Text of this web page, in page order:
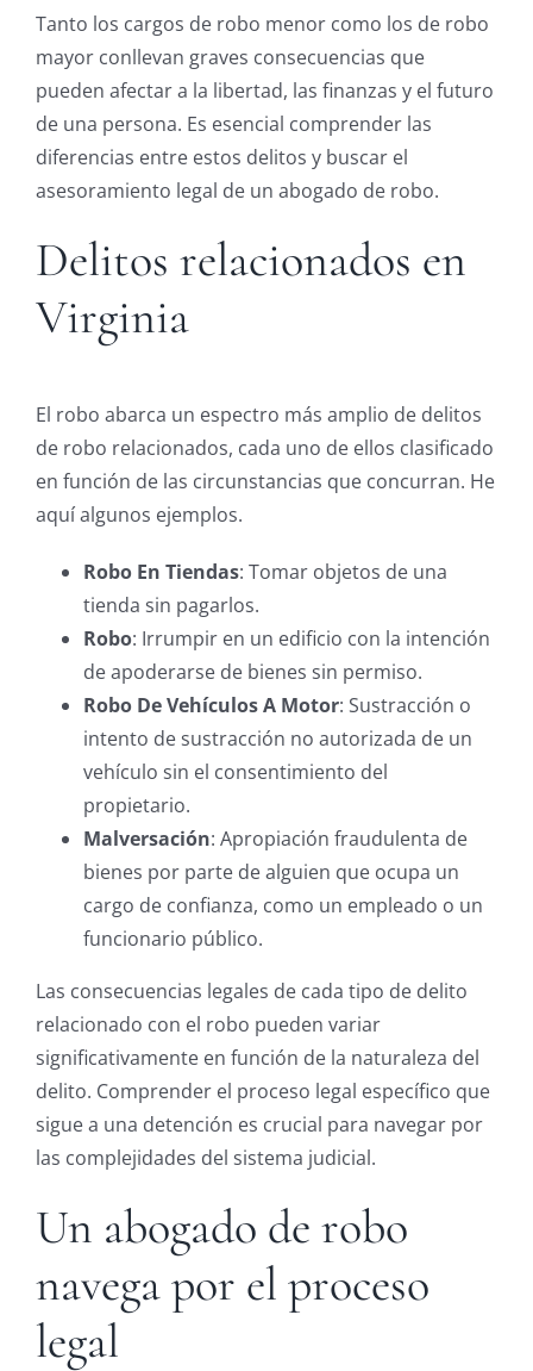
Tanto los cargos de robo menor como los de robo
mayor conllevan graves consecuencias que
pueden afectar a la libertad, las finanzas y el futuro
de una persona. Es esencial comprender las
diferencias entre estos delitos y buscar el
asesoramiento legal de un abogado de robo.
Delitos relacionados en
Virginia
El robo abarca un espectro más amplio de delitos
de robo relacionados, cada uno de ellos clasificado
en función de las circunstancias que concurran. He
aquí algunos ejemplos.
Robo En Tiendas: Tomar objetos de una
tienda sin pagarlos.
Robo: Irrumpir en un edificio con la intención
de apoderarse de bienes sin permiso.
Robo De Vehículos A Motor: Sustracción o
intento de sustracción no autorizada de un
vehículo sin el consentimiento del
propietario.
Malversación: Apropiación fraudulenta de
bienes por parte de alguien que ocupa un
cargo de confianza, como un empleado o un
funcionario público.
Las consecuencias legales de cada tipo de delito
relacionado con el robo pueden variar
significativamente en función de la naturaleza del
delito. Comprender el proceso legal específico que
sigue a una detención es crucial para navegar por
las complejidades del sistema judicial.
Un abogado de robo
navega por el proceso
legal